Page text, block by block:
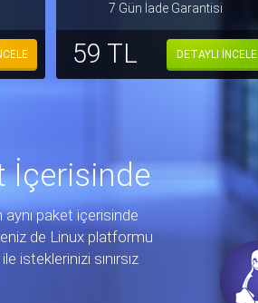
7 Gün İade Garantisi
59 TL DETAYLI İNCELE
İçerisinde
paket içerisinde
de Linux platformu
isteklerinizi sınırsız